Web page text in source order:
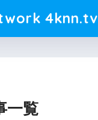
4knn.tv
一覧